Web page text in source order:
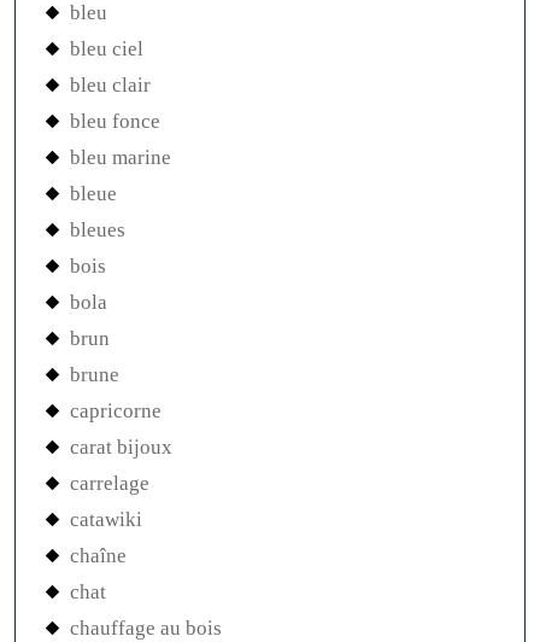
bleu
bleu ciel
bleu clair
bleu fonce
bleu marine
bleue
bleues
bois
bola
brun
brune
capricorne
carat bijoux
carrelage
catawiki
chaîne
chat
chauffage au bois